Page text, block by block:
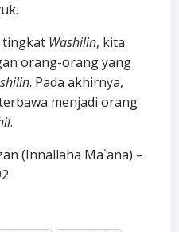
tingkat Washilin, kita
orang-orang yang
. Pada akhirnya,
menjadi orang
.
(Innallaha Ma`ana) –